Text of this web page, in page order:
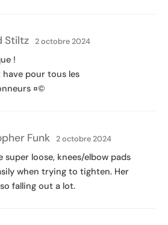
Stiltz 2 octobre 2024
!
have pour tous les
¤©
Funk 2 octobre 2024
super loose, knees/elbow pads
when trying to tighten. Her
falling out a lot.